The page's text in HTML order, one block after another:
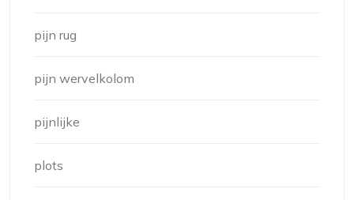
pijn rug
pijn wervelkolom
pijnlijke
plots